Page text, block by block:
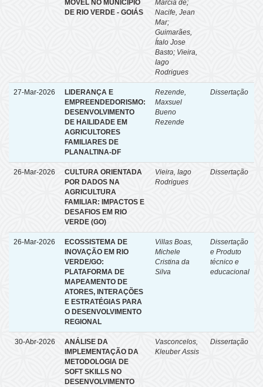
MÓVEL NO MUNICÍPIO
DE RIO VERDE - GOIÁS
Marcia de;
Nacife, Jean
Mar;
Guimarães,
Ítalo Jose
Basto; Vieira,
Iago
Rodrigues
27-Mar-2026
LIDERANÇA E
EMPREENDEDORISMO:
DESENVOLVIMENTO
DE HAILIDADE EM
AGRICULTORES
FAMILIARES DE
PLANALTINA-DF
Rezende,
Maxsuel
Bueno
Rezende
Dissertação
26-Mar-2026
CULTURA ORIENTADA
POR DADOS NA
AGRICULTURA
FAMILIAR: IMPACTOS E
DESAFIOS EM RIO
VERDE (GO)
Vieira, Iago
Rodrigues
Dissertação
26-Mar-2026
ECOSSISTEMA DE
INOVAÇÃO EM RIO
VERDE/GO:
PLATAFORMA DE
MAPEAMENTO DE
ATORES, INTERAÇÕES
E ESTRATÉGIAS PARA
O DESENVOLVIMENTO
REGIONAL
Villas Boas,
Michele
Cristina da
Silva
Dissertação
e Produto
técnico e
educacional
30-Abr-2026
ANÁLISE DA
IMPLEMENTAÇÃO DA
METODOLOGIA DE
SOFT SKILLS NO
DESENVOLVIMENTO
Vasconcelos,
Kleuber Assis
Dissertação